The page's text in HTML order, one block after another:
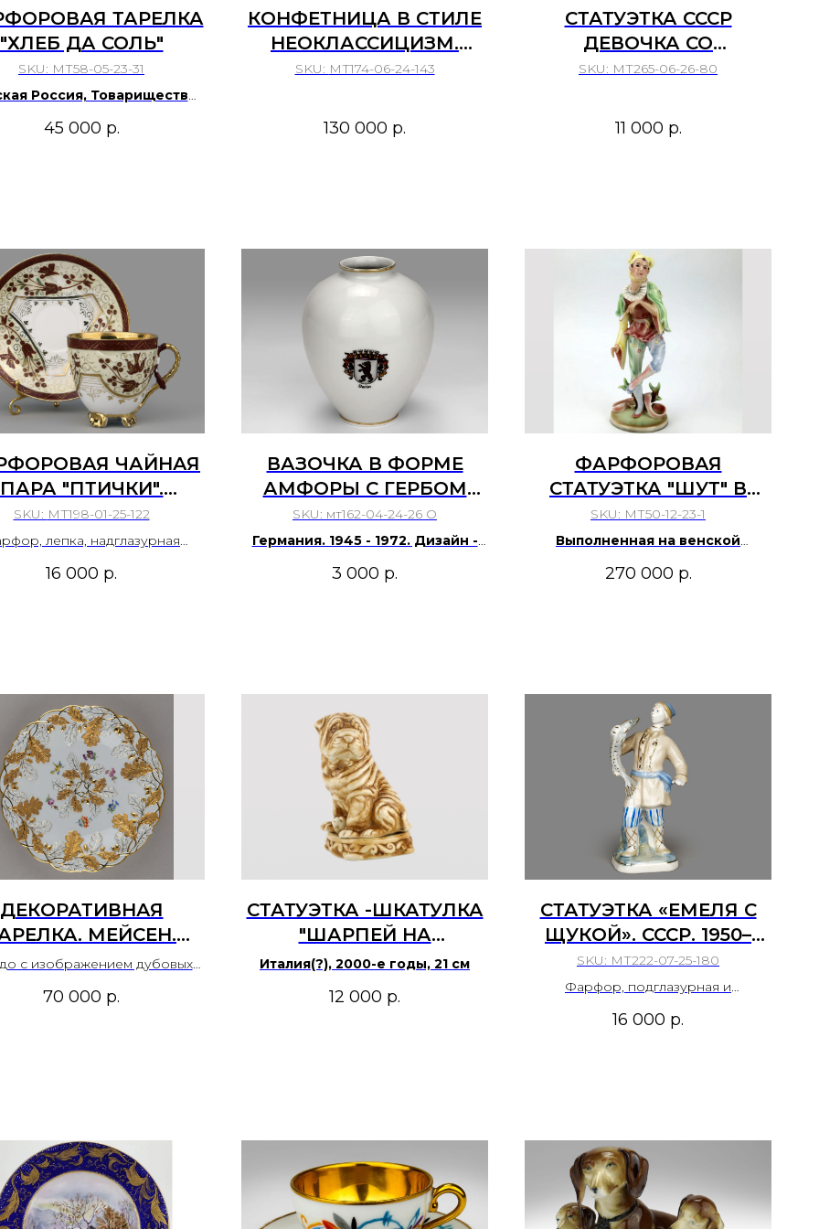
ТАРЕЛКА
"ХЛЕБ ДА СОЛЬ"
SKU: МТ58-05-23-31
Россия, Товарищество
века.
45 000 р.
КОНФЕТНИЦА В СТИЛЕ
НЕОКЛАССИЦИЗМ.
РОССИЙСКАЯ ИМПЕРИЯ,
БРАТЬЕВ ХЕННЕБЕРГ
1890-Е ГОДЫ.
SKU: МТ174-06-24-143
130 000 р.
СТАТУЭТКА СССР
ДЕВОЧКА СО
СНЕГОВИКОМ АВТОР С
ПОЛОНСКИЙ
SKU: МТ265-06-26-80
11 000 р.
ЧАЙНАЯ
ПАРА "ПТИЧКИ".
(ЖОЛНАИ),
19-20 ВЕК
SKU: МТ198-01-25-122
лепка, надглазурная
люстр - эозин.
16 000 р.
ВАЗОЧКА В ФОРМЕ
АМФОРЫ С ГЕРБОМ
ВОСТОЧНОГО БЕРЛИНА.
SKU: мт162-04-24-26 О
Германия. 1945 - 1972. Дизайн -
ROMHILD)
3 000 р.
ФАРФОРОВАЯ
СТАТУЭТКА "ШУТ" В
СТИЛИСТИКЕ "АР-ДЕКО".
SKU: МТ50-12-23-1
Выполненная на венской
(Гольдшайдер) в 1920-е гг.
270 000 р.
ДЕКОРАТИВНАЯ
МЕЙСЕН.
ГЕРМАНИЯ.
с изображением дубовых
мануфактура. Мейсен.
70 000 р.
СТАТУЭТКА -ШКАТУЛКА
"ШАРПЕЙ НА
ПОДУШКЕ".
Италия(?), 2000-е годы, 21 см
12 000 р.
СТАТУЭТКА «ЕМЕЛЯ С
ЩУКОЙ». СССР. 1950–
1960‑Е ГОДЫ.
ТУРЫГИНСКИЙ ЗАВОД
(ГЖЕЛЬ)
SKU: МТ222-07-25-180
Фарфор, подглазурная и
золочение.
16 000 р.